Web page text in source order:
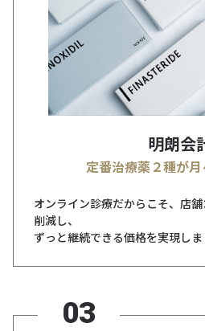
明朗会
定番治療薬２種が
オンライン診療だからこそ、店
削減し、
ずっと継続できる価格を実現しま
03